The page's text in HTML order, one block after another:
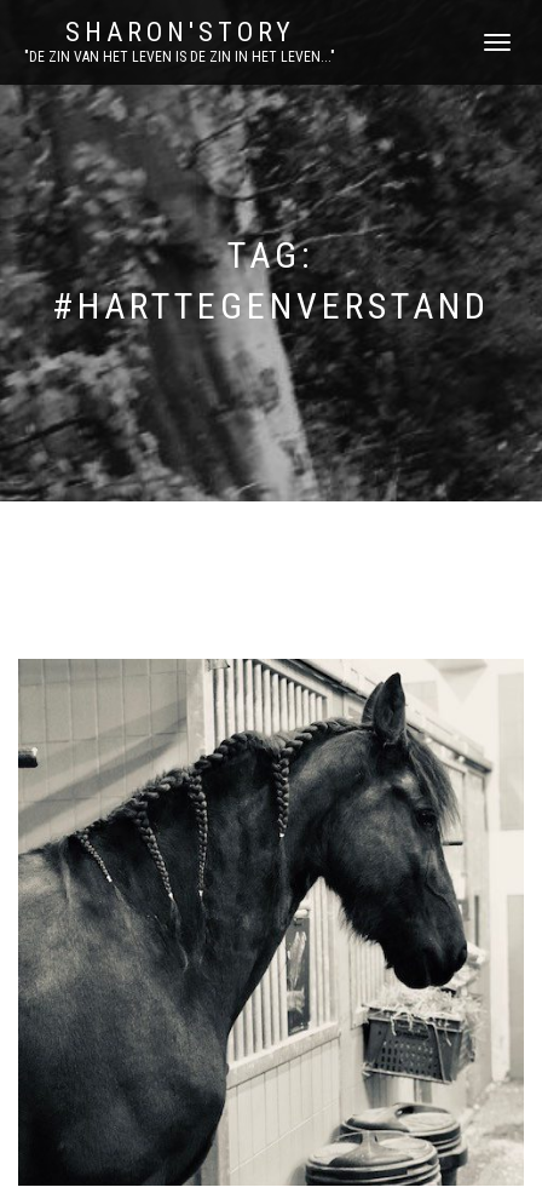
SHARON'STORY
"DE ZIN VAN HET LEVEN IS DE ZIN IN HET LEVEN..."
SCHAKEL
MENU
TAG:
#HARTTEGENVERSTAND